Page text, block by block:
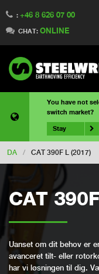
: +46 8 626 07 00
CHAT: ONLINE
You have not
switch market?
Stay
DA / CAT 390F L (2017)
CAT
Uanset om dit behov er
avanceret tilt- eller
har vi løsningen til dig.